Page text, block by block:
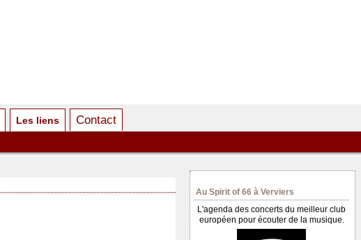
Les liens Contact
Au Spirit of 66 à Verviers
L'agenda des concerts du meilleur club
européen pour écouter de la musique.